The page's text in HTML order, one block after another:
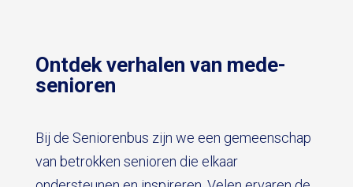
Ontdek verhalen van mede-
senioren
Bij de Seniorenbus zijn we een gemeenschap
van betrokken senioren die elkaar